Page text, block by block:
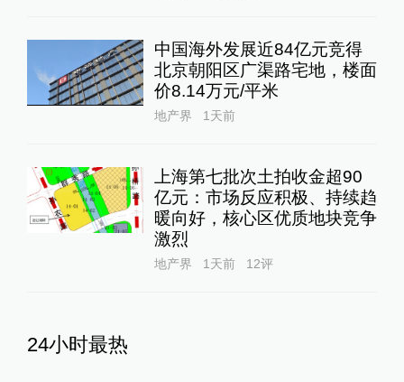
中国海外发展近84亿元竞得
北京朝阳区广渠路宅地，楼面
价8.14万元/平米
地产界 1天前
上海第七批次土拍收金超90
亿元：市场反应积极、持续趋
暖向好，核心区优质地块竞争
激烈
地产界 1天前 12评
24小时最热